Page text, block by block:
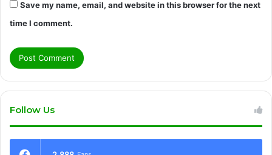
Save my name, email, and website in this browser for the next
time I comment.
Follow Us